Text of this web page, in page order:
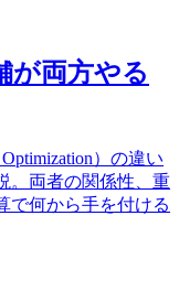
が両方やる
）の違い
。両者の関係性、重
で何から手を付ける